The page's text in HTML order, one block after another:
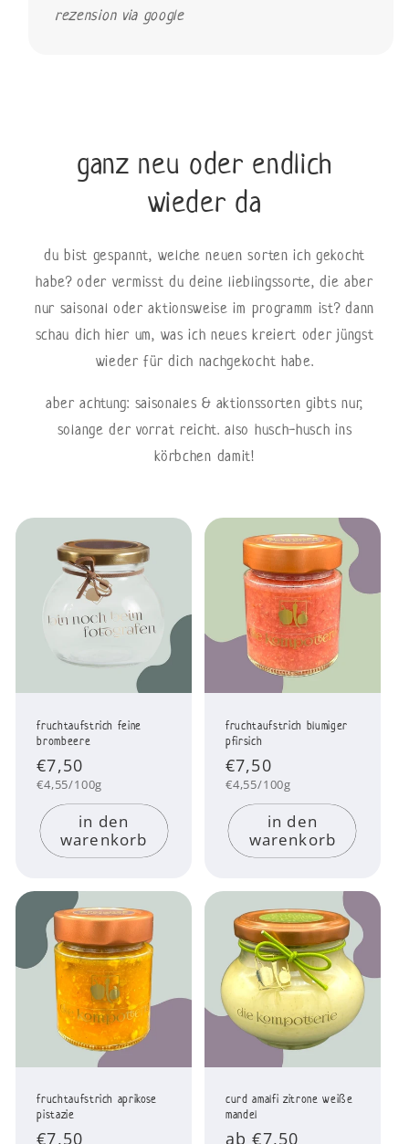
rezension via google
ganz neu oder endlich
wieder da
du bist gespannt, welche neuen sorten ich gekocht
habe? oder vermisst du deine lieblingssorte, die aber
nur saisonal oder aktionsweise im programm ist? dann
schau dich hier um, was ich neues kreiert oder jüngst
wieder für dich nachgekocht habe.
aber achtung: saisonales & aktionssorten gibts nur,
solange der vorrat reicht. also husch-husch ins
körbchen damit!
fruchtaufstrich feine
brombeere
Normaler
Preis
€7,50
Grundpreis
€4,55/100g
in den
warenkorb
fruchtaufstrich blumiger
pfirsich
Normaler
Preis
€7,50
Grundpreis
€4,55/100g
in den
warenkorb
fruchtaufstrich aprikose
pistazie
Normaler
€7,50
curd amalfi zitrone weiße
mandel
Normaler
ab €7,50